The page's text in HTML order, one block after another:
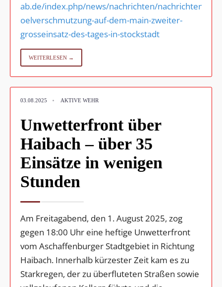
ab.de/index.php/news/nachrichten/nachrichten/
oelverschmutzung-auf-dem-main-zweiter-
grosseinsatz-des-tages-in-stockstadt
WEITERLESEN →
03.08.2025 • AKTIVE WEHR
Unwetterfront über
Haibach – über 35
Einsätze in wenigen
Stunden
Am Freitagabend, den 1. August 2025, zog
gegen 18:00 Uhr eine heftige Unwetterfront
vom Aschaffenburger Stadtgebiet in Richtung
Haibach. Innerhalb kürzester Zeit kam es zu
Starkregen, der zu überfluteten Straßen sowie